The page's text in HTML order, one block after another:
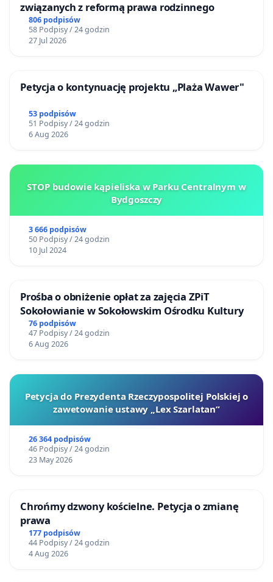
związanych z reformą prawa rodzinnego
806 podpisów
58 Podpisy / 24 godzin
27 Jul 2026
Petycja o kontynuację projektu „Plaża Wawer"
53 podpisów
51 Podpisy / 24 godzin
6 Aug 2026
STOP budowie kąpieliska w Parku Centralnym w
Bydgoszczy
3 666 podpisów
50 Podpisy / 24 godzin
10 Jul 2024
Prośba o obniżenie opłat za zajęcia ZPiT
Sokołowianie w Sokołowskim Ośrodku Kultury
76 podpisów
47 Podpisy / 24 godzin
6 Aug 2026
Petycja do Prezydenta Rzeczypospolitej Polskiej o
zawetowanie ustawy „Lex Szarlatan”
26 364 podpisów
46 Podpisy / 24 godzin
23 May 2026
Chrońmy dzwony kościelne. Petycja o zmianę
prawa
177 podpisów
44 Podpisy / 24 godzin
4 Aug 2026